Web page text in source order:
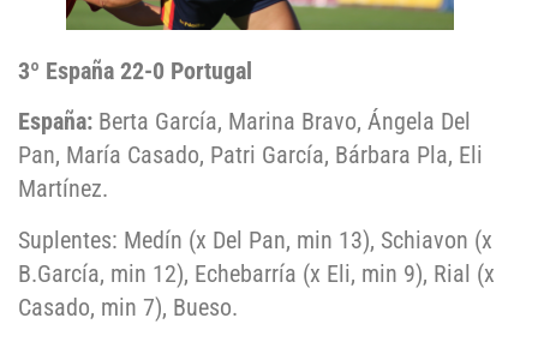
3º España 22-0 Portugal
España: Berta García, Marina Bravo, Ángela Del
Pan, María Casado, Patri García, Bárbara Pla, Eli
Martínez.
Suplentes: Medín (x Del Pan, min 13), Schiavon (x
B.García, min 12), Echebarría (x Eli, min 9), Rial (x
Casado, min 7), Bueso.